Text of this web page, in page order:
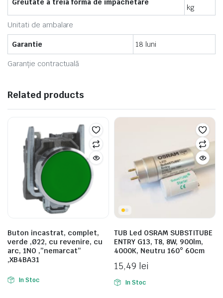
Unitati de ambalare
Greutate a treia forma de impachetare
kg
Garanție contractuală
Garantie 18 luni
Related products
Buton incastrat, complet,
verde ,Ø22, cu revenire, cu
arc, 1NO ,”nemarcat”
,XB4BA31
In Stoc
TUB Led OSRAM SUBSTITUBE
ENTRY G13, T8, 8W, 900lm,
4000K, Neutru 160° 60cm
15,49 lei
In Stoc